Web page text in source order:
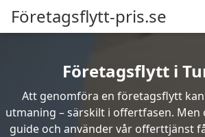
Företagsflytt-pris.se
Företagsflytt i
Att genomföra en företagsflytt
utmaning – särskilt i offertfasen.
guide och använder vår offerttjänst